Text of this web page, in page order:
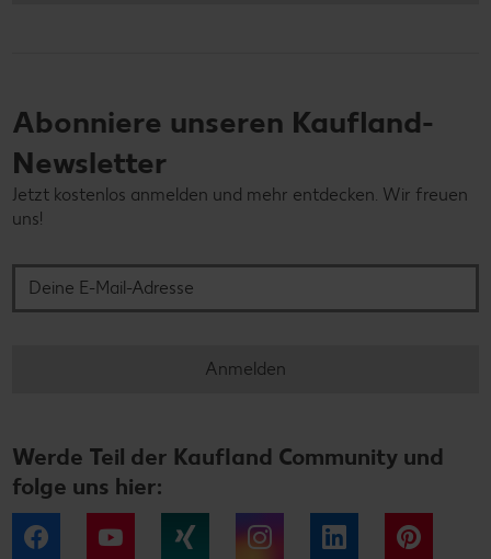
Abonniere unseren Kaufland-
Newsletter
Jetzt kostenlos anmelden und mehr entdecken. Wir freuen
uns!
Anmelden
Werde Teil der Kaufland Community und
folge uns hier:
Facebook YouTube Xing Instagram LinkedIn